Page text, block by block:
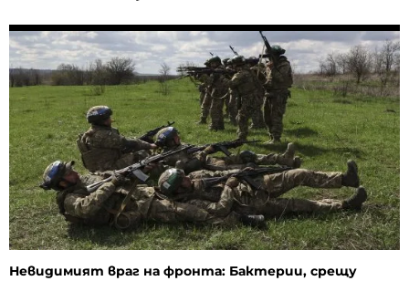
Невидимият враг на фронта: Бактерии, срещу